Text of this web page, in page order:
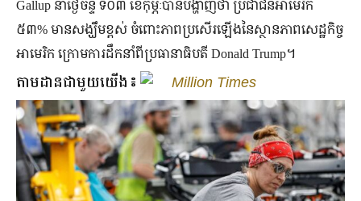
Gallup នាថ្ងៃចន្ទ ទី០៣ ខែកុម្ភៈបានបង្ហាញថា ប្រជាជនអាមេរិក
៥៣% មានសង្ឃឹមខ្ពស់ ចំពោះភាពប្រសើរឡើងនៃស្ថានភាពសេដ្ឋកិច្ច
អាមេរិក ក្រោមការដឹកនាំពីប្រធានាធិបតី Donald Trump។
តាមដានជាមួយយើង៖ Million Times